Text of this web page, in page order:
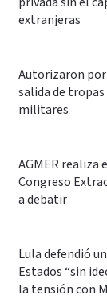
extranjeras
Autorizaron por
salida de
militares
AGMER realiza
Congreso
a debatir
Lula defendió
Estados “sin
la tensión con